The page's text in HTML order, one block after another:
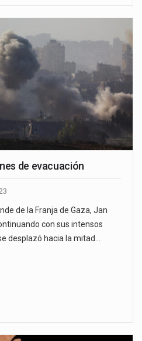
de evacuación
de la Franja de Gaza, Jan
con sus intensos
desplazó hacia la mitad…